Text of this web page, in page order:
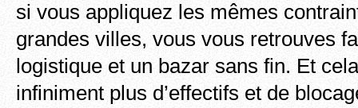
si vous appliquez les mêmes
grandes villes, vous vous retrouves
logistique et un bazar sans fin. Et
infiniment plus d’effectifs et de